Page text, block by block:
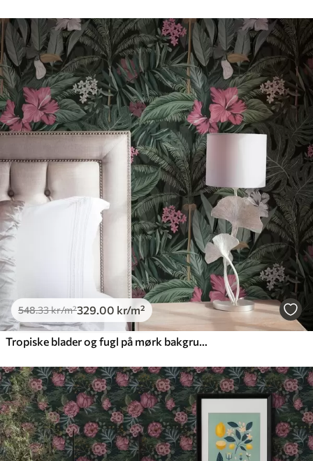
548.33kr/m²329.00 kr/m²
Tropiske blader og fugl på mørk bakgrunn